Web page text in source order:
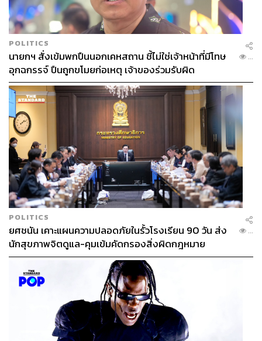
POLITICS
นายกฯ สั่งเข้มพกปืนนอกเคหสถาน ชี้ไม่ใช่เจ้าหน้าที่มีโทษ
อุกฉกรรจ์ ปืนถูกขโมยก่อเหตุ เจ้าของร่วมรับผิด
...
POLITICS
ยศชนัน เคาะแผนความปลอดภัยในรั้วโรงเรียน 90 วัน ส่ง
นักสุขภาพจิตดูแล-คุมเข้มคัดกรองสิ่งผิดกฎหมาย
...